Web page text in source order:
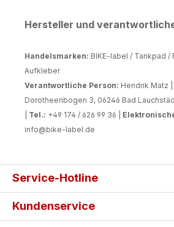
Hersteller und
Handelsmarken: BIKE-label / Tankpad /
Aufkleber
Verantwortliche Person: Hendrik Matz |
Dorotheenbogen 3, 06246 Bad
Tel.: +49 174 / 626 99 36 |
info@bike-label.de
Service-Hotline
Kundenservice